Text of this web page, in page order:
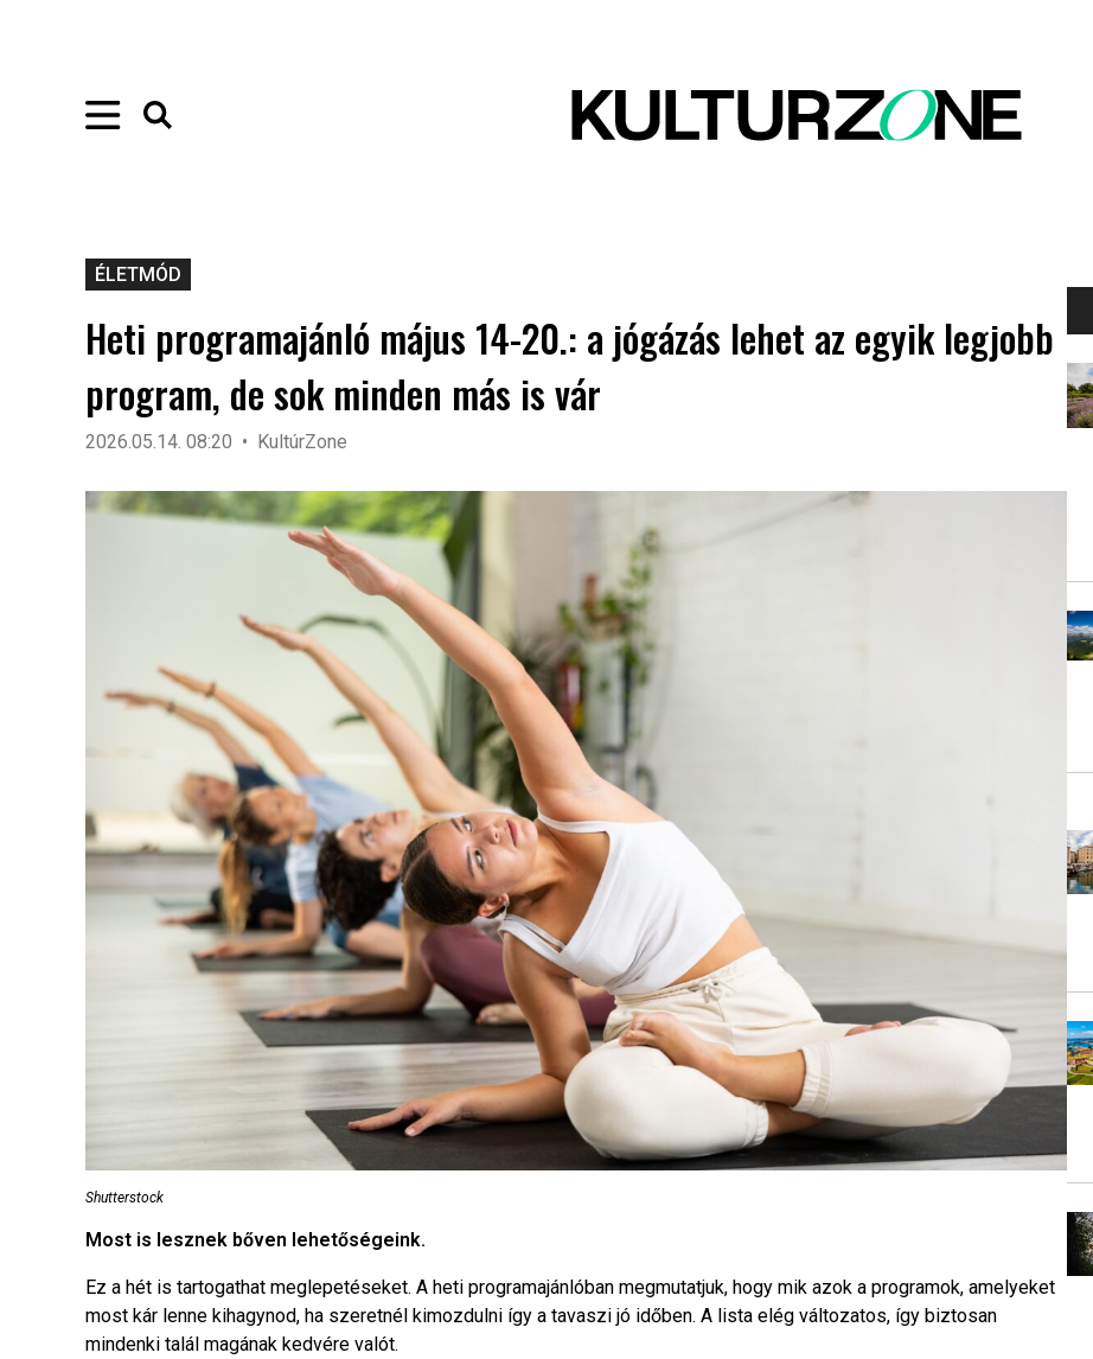
ÉLETMÓD
Heti programajánló május 14-20.: a jógázás lehet az egyik legjobb
program, de sok minden más is vár
2026.05.14. 08:20 KultúrZone
Shutterstock
Most is lesznek bőven lehetőségeink.
Ez a hét is tartogathat meglepetéseket. A heti programajánlóban megmutatjuk, hogy mik azok a programok, amelyeket
most kár lenne kihagynod, ha szeretnél kimozdulni így a tavaszi jó időben. A lista elég változatos, így biztosan
mindenki talál magának kedvére valót.